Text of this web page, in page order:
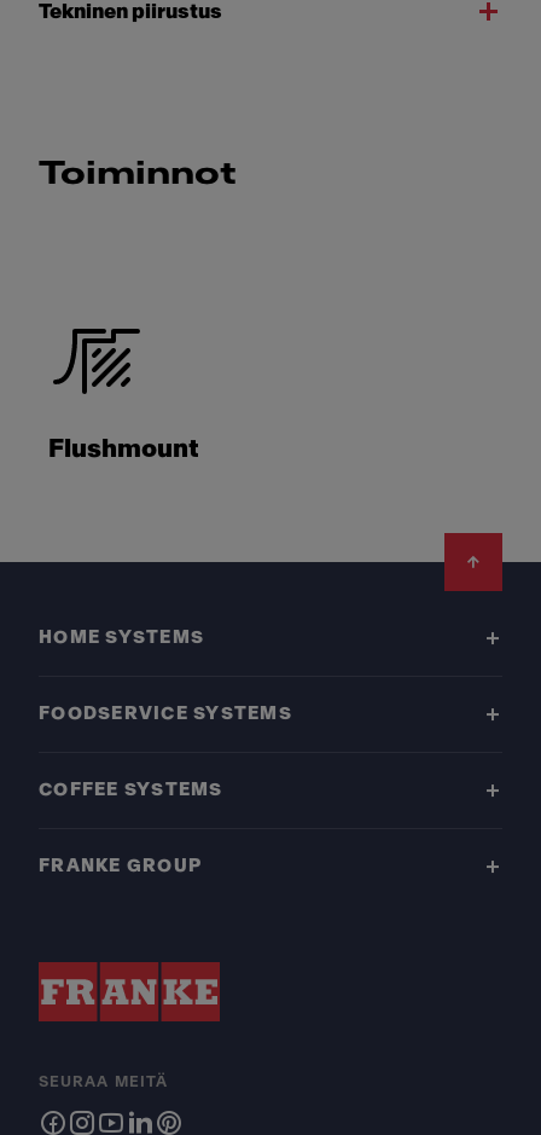
Tekninen piirustus
Toiminnot
Flushmount
HOME SYSTEMS
FOODSERVICE SYSTEMS
COFFEE SYSTEMS
FRANKE GROUP
SEURAA MEITÄ